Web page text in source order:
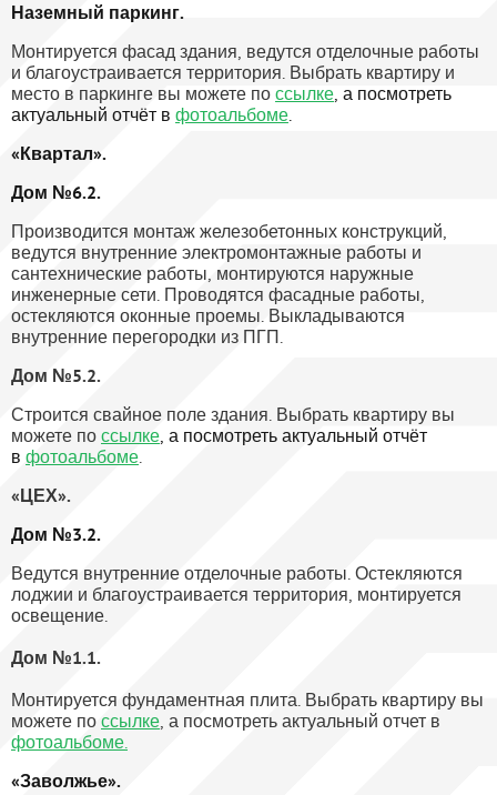
Наземный паркинг.
Монтируется фасад здания, ведутся отделочные работы
и благоустраивается территория. Выбрать квартиру и
место в паркинге вы можете по ссылке, а посмотреть
актуальный отчёт в фотоальбоме.
«Квартал».
Дом №6.2.
Производится монтаж железобетонных конструкций,
ведутся внутренние электромонтажные работы и
сантехнические работы, монтируются наружные
инженерные сети. Проводятся фасадные работы,
остекляются оконные проемы. Выкладываются
внутренние перегородки из ПГП.
Дом №5.2.
Строится свайное поле здания. Выбрать квартиру вы
можете по ссылке, а посмотреть актуальный отчёт
в фотоальбоме.
«ЦЕХ».
Дом №3.2.
Ведутся внутренние отделочные работы. Остекляются
лоджии и благоустраивается территория, монтируется
освещение.
Дом №1.1.
Монтируется фундаментная плита. Выбрать квартиру вы
можете по ссылке, а посмотреть актуальный отчет в
фотоальбоме.
«Заволжье».